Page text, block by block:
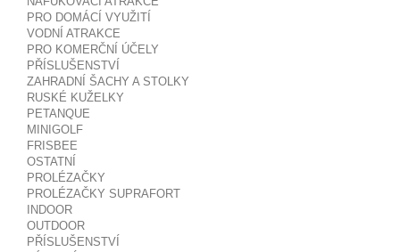
PRO DOMÁCÍ VYUŽITÍ
VODNÍ ATRAKCE
PRO KOMERČNÍ ÚČELY
PŘÍSLUŠENSTVÍ
ZAHRADNÍ ŠACHY A STOLKY
RUSKÉ KUŽELKY
PETANQUE
MINIGOLF
FRISBEE
OSTATNÍ
PROLÉZAČKY
PROLÉZAČKY SUPRAFORT
INDOOR
OUTDOOR
PŘÍSLUŠENSTVÍ